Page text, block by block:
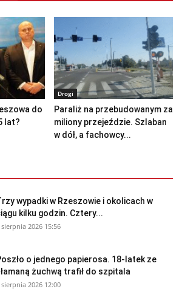
do
lat?
Drogi
Paraliż na przebudowanym za
miliony przejeździe. Szlaban
w dół, a fachowcy...
wypadki w Rzeszowie i okolicach w
kilku godzin. Cztery...
sierpnia 2026 15:56
o jednego papierosa. 18-latek ze
żuchwą trafił do szpitala
sierpnia 2026 12:00